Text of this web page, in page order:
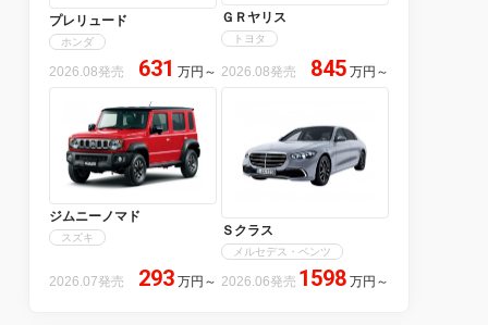
プレリュード
ホンダ
2026.08発売 631 万円 ～
ＧＲヤリス
トヨタ
2026.08発売 845 万円 ～
ジムニーノマド
スズキ
2026.07発売 293 万円 ～
Ｓクラス
メルセデス・ベンツ
2026.06発売 1598 万円 ～